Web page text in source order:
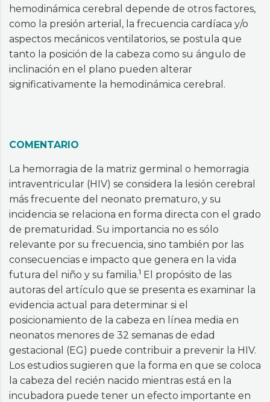
hemodinámica cerebral depende de otros factores,
como la presión arterial, la frecuencia cardíaca y/o
aspectos mecánicos ventilatorios, se postula que
tanto la posición de la cabeza como su ángulo de
inclinación en el plano pueden alterar
significativamente la hemodinámica cerebral.
COMENTARIO
La hemorragia de la matriz germinal o hemorragia
intraventricular (HIV) se considera la lesión cerebral
más frecuente del neonato prematuro, y su
incidencia se relaciona en forma directa con el grado
de prematuridad. Su importancia no es sólo
relevante por su frecuencia, sino también por las
consecuencias e impacto que genera en la vida
futura del niño y su familia.1 El propósito de las
autoras del artículo que se presenta es examinar la
evidencia actual para determinar si el
posicionamiento de la cabeza en línea media en
neonatos menores de 32 semanas de edad
gestacional (EG) puede contribuir a prevenir la HIV.
Los estudios sugieren que la forma en que se coloca
la cabeza del recién nacido mientras está en la
incubadora puede tener un efecto importante en